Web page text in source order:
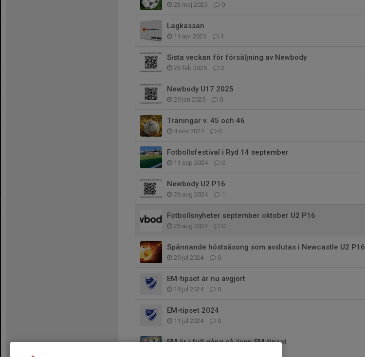
23 maj 2025 0
Lagkassan
11 apr 2025 1
Sista veckan för försäljning av Newbody
25 feb 2025 2
Newbody U17 2025
29 jan 2025 0
Träningar v. 45 och 46
4 nov 2024 0
Fotbollsfestival i Ryd 14 september
11 sep 2024 0
Newbody U2 P16
26 aug 2024 1
Fotbollsnyheter september oktober U2 P16
25 aug 2024 0
Spännande höstsäsong som avslutas i Newcastle U2 P16
29 jul 2024 0
EM-tipset är nu avgjort
18 jul 2024 0
EM-tipset 2024
11 jul 2024 0
EM är i full gång så även EM-tipset